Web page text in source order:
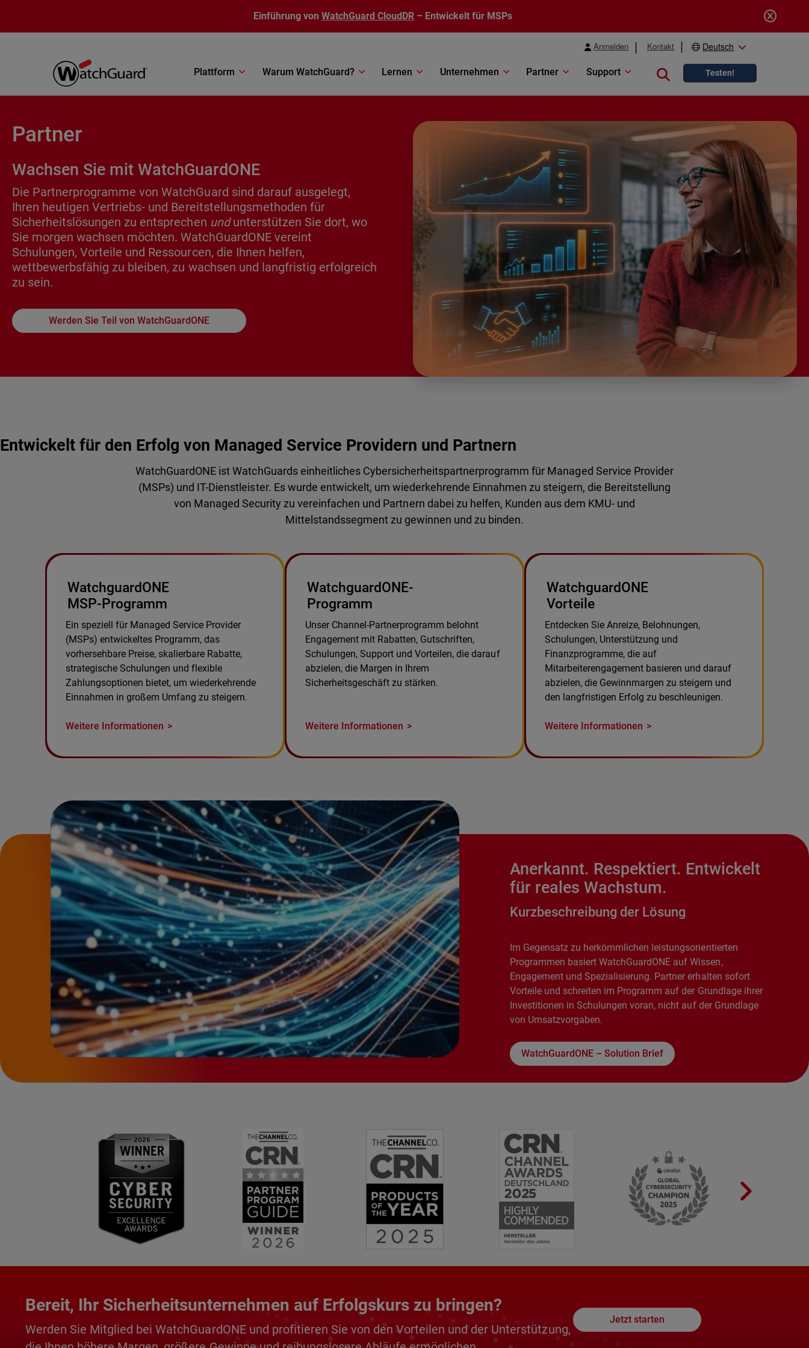
Einführung von WatchGuard CloudDR – Entwickelt für MSPs
Anmelden Kontakt Deutsch
Plattform Warum WatchGuard? Lernen Unternehmen Partner Support Close search
Testen!
Partner
Wachsen Sie mit WatchGuardONE
Die Partnerprogramme von WatchGuard sind darauf ausgelegt,
Ihren heutigen Vertriebs- und Bereitstellungsmethoden für
Sicherheitslösungen zu entsprechen undunterstützen Sie dort, wo
Sie morgen wachsen möchten. WatchGuardONE vereint
Schulungen, Vorteile und Ressourcen, die Ihnen helfen,
wettbewerbsfähig zu bleiben, zu wachsen und langfristig erfolgreich
zu sein.
Werden Sie Teil von WatchGuardONE
Entwickelt für den Erfolg von Managed Service Providern und Partnern
WatchGuardONE ist WatchGuards einheitliches Cybersicherheitspartnerprogramm für Managed Service Provider
(MSPs) und IT-Dienstleister. Es wurde entwickelt, um wiederkehrende Einnahmen zu steigern, die Bereitstellung
von Managed Security zu vereinfachen und Partnern dabei zu helfen, Kunden aus dem KMU- und
Mittelstandssegment zu gewinnen und zu binden.
WatchguardONE
MSP-Programm
Ein speziell für Managed Service Provider
(MSPs) entwickeltes Programm, das
vorhersehbare Preise, skalierbare Rabatte,
strategische Schulungen und flexible
Zahlungsoptionen bietet, um wiederkehrende
Einnahmen in großem Umfang zu steigern.
Weitere Informationen
WatchguardONE-
Programm
Unser Channel-Partnerprogramm belohnt
Engagement mit Rabatten, Gutschriften,
Schulungen, Support und Vorteilen, die darauf
abzielen, die Margen in Ihrem
Sicherheitsgeschäft zu stärken.
Weitere Informationen
WatchguardONE
Vorteile
Entdecken Sie Anreize, Belohnungen,
Schulungen, Unterstützung und
Finanzprogramme, die auf
Mitarbeiterengagement basieren und darauf
abzielen, die Gewinnmargen zu steigern und
den langfristigen Erfolg zu beschleunigen.
Weitere Informationen
Anerkannt. Respektiert. Entwickelt
für reales Wachstum.
Kurzbeschreibung der Lösung
Im Gegensatz zu herkömmlichen leistungsorientierten
Programmen basiert WatchGuardONE auf Wissen,
Engagement und Spezialisierung. Partner erhalten sofort
Vorteile und schreiten im Programm auf der Grundlage ihrer
Investitionen in Schulungen voran, nicht auf der Grundlage
von Umsatzvorgaben.
WatchGuardONE – Solution Brief
Bereit, Ihr Sicherheitsunternehmen auf Erfolgskurs zu bringen?
Werden Sie Mitglied bei WatchGuardONE und profitieren Sie von den Vorteilen und der Unterstützung,
Jetzt starten